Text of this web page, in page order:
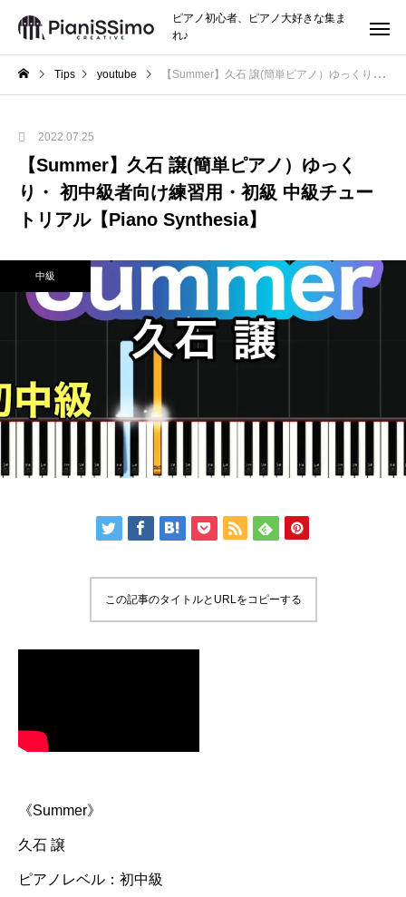
ピアノ初心者、ピアノ大好きな集ま
れ♪
Tips youtube 【Summer】久石 譲(簡単ピアノ）ゆっくり・ 初中級者向け練習用・初級 中級チュートリアル【Piano Synthesia】
2022.07.25
【Summer】久石 譲(簡単ピアノ）ゆっく
り・ 初中級者向け練習用・初級 中級チュー
トリアル【Piano Synthesia】
中級
この記事のタイトルとURLをコピーする
《Summer》
久石 譲
ピアノレベル：初中級